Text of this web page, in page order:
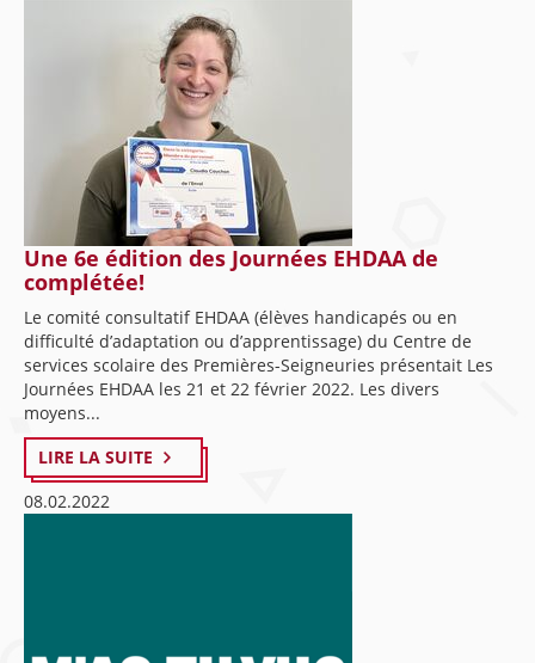
Une 6e édition des Journées EHDAA de
complétée!
Le comité consultatif EHDAA (élèves handicapés ou en
difficulté d’adaptation ou d’apprentissage) du Centre de
services scolaire des Premières-Seigneuries présentait Les
Journées EHDAA les 21 et 22 février 2022. Les divers
moyens...
LIRE LA SUITE
08.02.2022